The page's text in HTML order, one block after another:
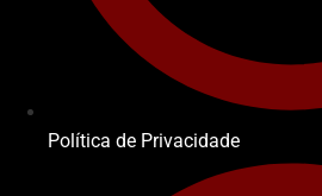
Política de Privacidade